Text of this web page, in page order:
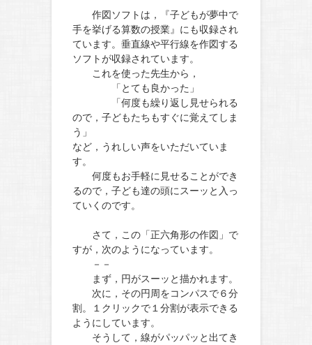
作図ソフトは，『子どもが夢中で
手を挙げる算数の授業』にも収録され
ています。垂直線や平行線を作図する
ソフトが収録されています。
これを使った先生から，
「とても良かった」
「何度も繰り返し見せられる
ので，子どもたちもすぐに覚えてしま
う」
など，うれしい声をいただいていま
す。
何度もお手軽に見せることができ
るので，子ども達の頭にスーッと入っ
ていくのです。
さて，この「正六角形の作図」で
すが，次のようになっています。
－－
まず，円がスーッと描かれます。
次に，その円周をコンパスで６分
割。１クリックで１分割が表示できる
ようにしています。
そうして，線がパッパッと出てき